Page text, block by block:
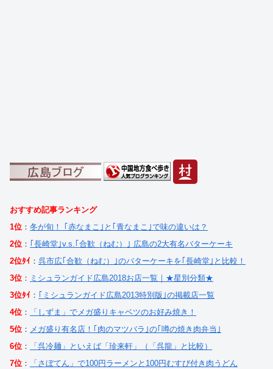
おすすめ記事ランキング
1位 ： 冬が旬！ ｢赤なまこ｣と｢青なまこ｣で味の違いは？
2位 ： ｢長崎堂｣v.s.｢合歓（ねむ）｣ 広島の2大有名バターケーキ
2位ﾀｲ ： 呉市広｢合歓（ねむ）｣のバターケーキを｢長崎堂｣と比較！
3位 ： ミシュランガイド広島2018お店一覧｜★星別分類★
3位ﾀｲ ： ｢ミシュランガイド広島2013特別版｣の掲載店一覧
4位 ：
「しずま」でメガ盛りキャベツのお好み焼き！
5位 ： メガ盛り有名店！｢肉のマツバラ｣の｢噂の焼き肉弁当｣
6位 ：
「呉冷麺」といえば「珍来軒」（「呉龍」と比較）
7位 ：
「さぼてん」で100円ラーメンと100円むすび付き肉うどん